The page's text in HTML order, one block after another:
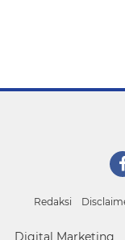
Redaksi
Digital Marketing